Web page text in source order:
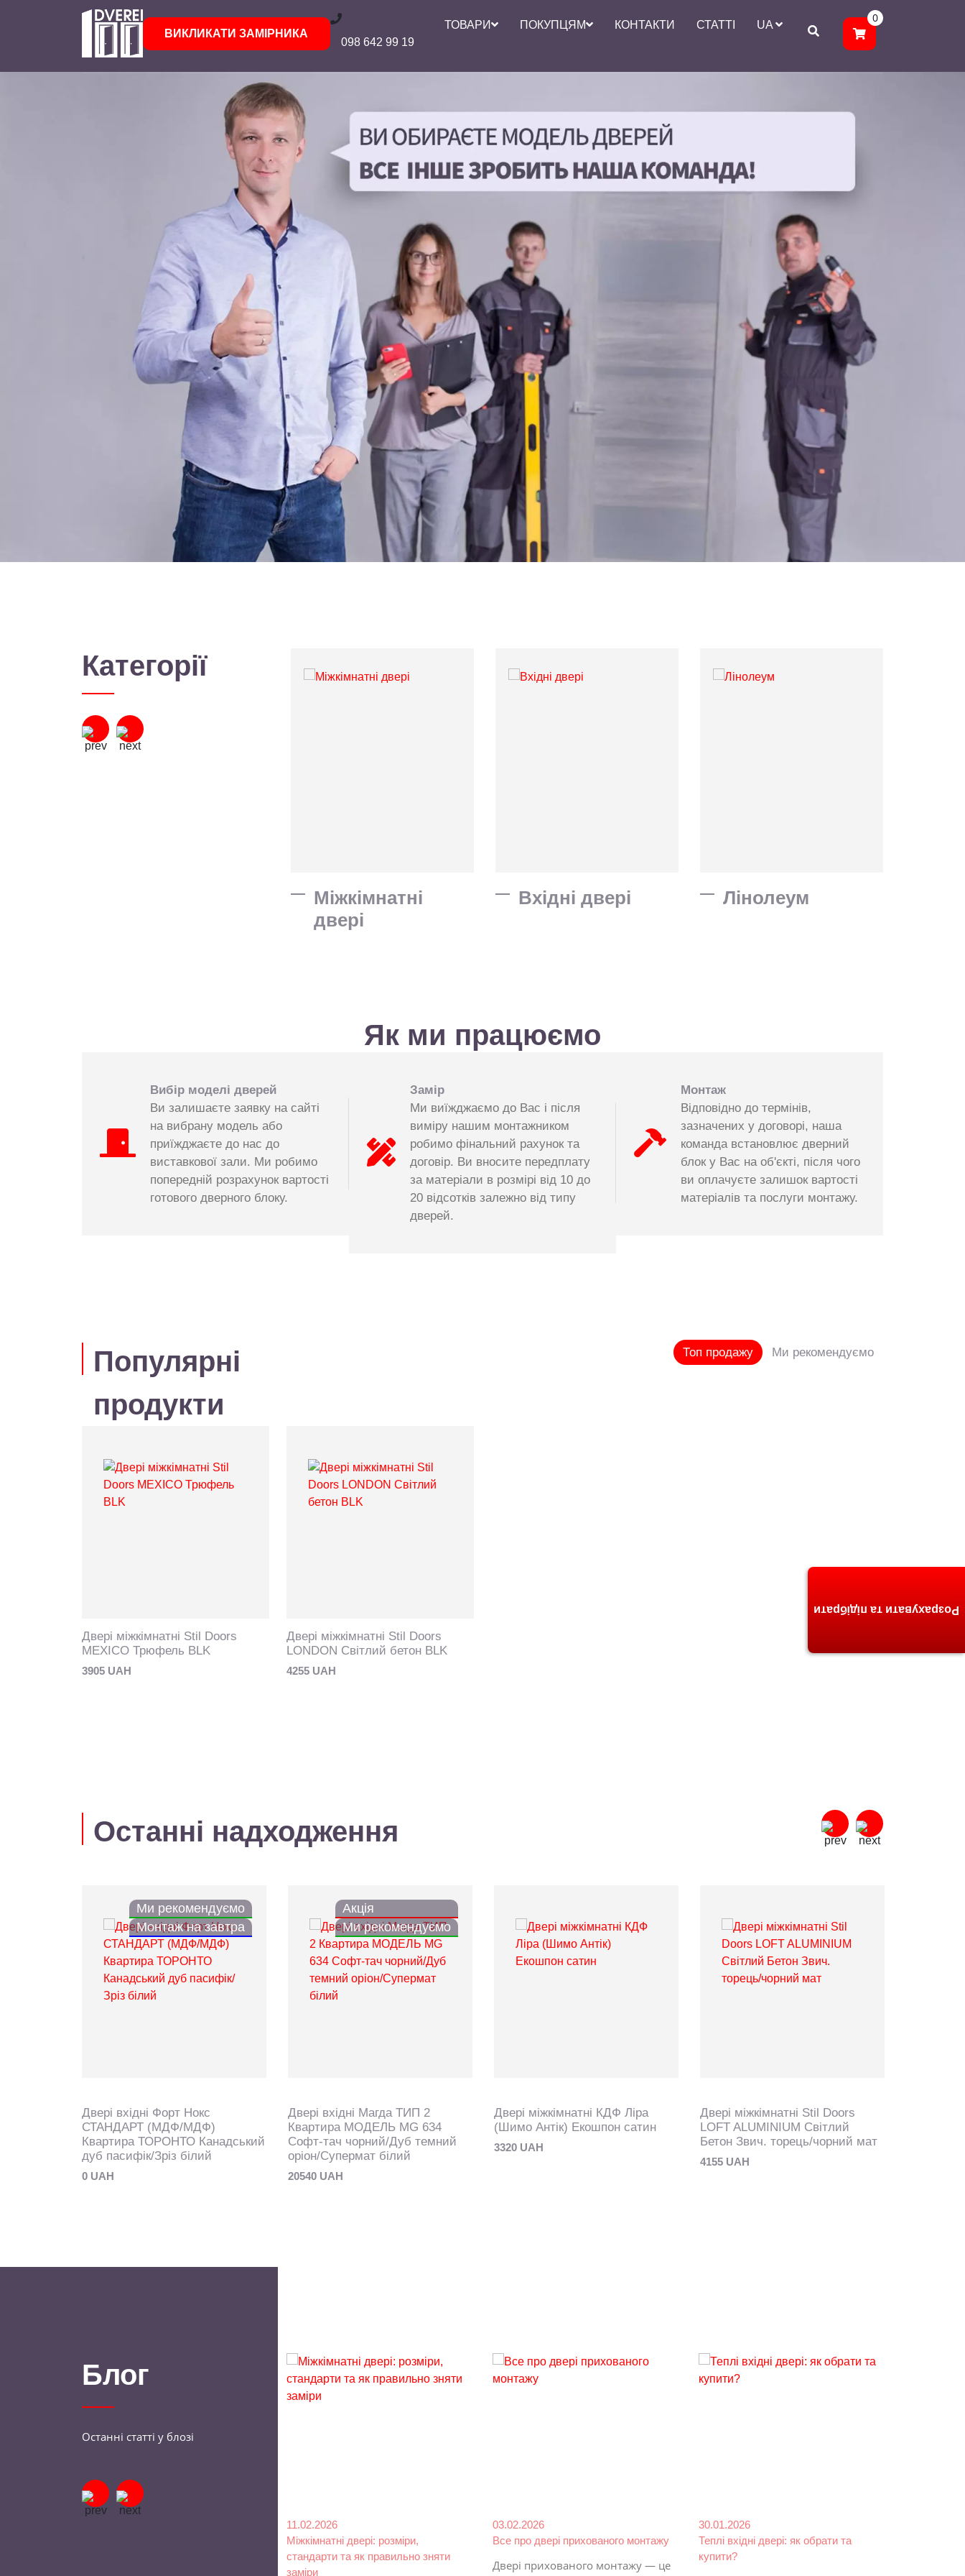
ВИКЛИКАТИ ЗАМІРНИКА
098 642 99 19
ТОВАРИ ПОКУПЦЯМ КОНТАКТИ СТАТТІ UA
0
Категорії
Міжкімнатні
двері
Вхідні двері Лінолеум
Як ми працюємо
Вибір моделі дверей
Ви залишаєте заявку на сайті
на вибрану модель або
приїжджаєте до нас до
виставкової зали. Ми робимо
попередній розрахунок вартості
готового дверного блоку.
Замір
Ми виїжджаємо до Вас і після
виміру нашим монтажником
робимо фінальний рахунок та
договір. Ви вносите передплату
за матеріали в розмірі від 10 до
20 відсотків залежно від типу
дверей.
Монтаж
Відповідно до термінів,
зазначених у договорі, наша
команда встановлює дверний
блок у Вас на об'єкті, після чого
ви оплачуєте залишок вартості
матеріалів та послуги монтажу.
Популярні
продукти
Топ продажу Ми рекомендуємо
Двері міжкімнатні Stil Doors
MEXICO Трюфель BLK
3905 UAH
Двері міжкімнатні Stil Doors
LONDON Світлий бетон BLK
4255 UAH
Останні надходження
Ми рекомендуємо
Монтаж на завтра
Двері вхідні Форт Нокс
СТАНДАРТ (МДФ/МДФ)
Квартира ТОРОНТО Канадський
дуб пасифік/Зріз білий
0 UAH
Акція
Ми рекомендуємо
Двері вхідні Магда ТИП 2
Квартира МОДЕЛЬ MG 634
Софт-тач чорний/Дуб темний
оріон/Супермат білий
20540 UAH
Двері міжкімнатні КДФ Ліра
(Шимо Антік) Екошпон сатин
3320 UAH
Двері міжкімнатні Stil Doors
LOFT ALUMINIUM Світлий
Бетон Звич. торець/чорний мат
4155 UAH
Блог
Останні статті у блозі
11.02.2026
Міжкімнатні двері: розміри,
стандарти та як правильно зняти
заміри
03.02.2026
Все про двері прихованого монтажу
Двері прихованого монтажу — це
30.01.2026
Теплі вхідні двері: як обрати та
купити?
Розрахувати та підібрати